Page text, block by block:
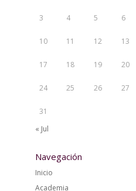
3 4 5 6
10 11 12 13
17 18 19 20
24 25 26 27
31
« Jul
Navegación
Inicio
Academia